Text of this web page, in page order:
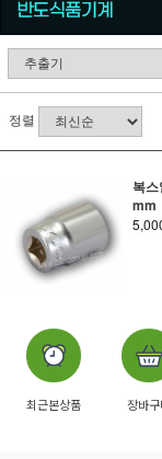
정렬
복
mm
최근본상품 장바구